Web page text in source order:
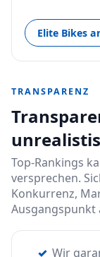
Elite Bikes
TRANSPARENZ
Top-Rankings
versprechen.
Konkurrenz,
Ausgangspunkt
Wir